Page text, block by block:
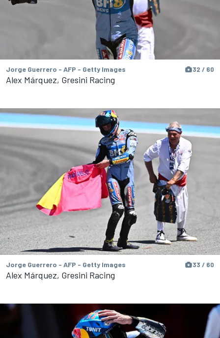
Jorge Guerrero - AFP - Getty Images 32 / 60
Alex Márquez, Gresini Racing
Jorge Guerrero - AFP - Getty Images 33 / 60
Alex Márquez, Gresini Racing